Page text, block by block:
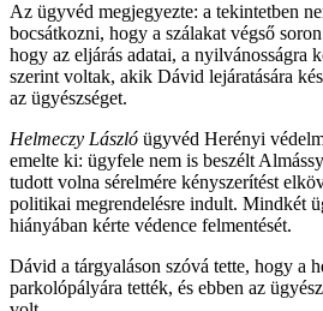
Az ügyvéd megjegyezte: a tekintetben
bocsátkozni, hogy a szálakat végső
hogy az eljárás adatai, a nyilvánosságra
szerint voltak, akik Dávid lejáratására
az ügyészséget.
Helmeczy László ügyvéd Herényi
emelte ki: ügyfele nem is beszélt
tudott volna sérelmére kényszerítést
politikai megrendelésre indult. Mindkét
hiányában kérte védence felmentését.
Dávid a tárgyaláson szóvá tette, hogy a
parkolópályára tették, és ebben az